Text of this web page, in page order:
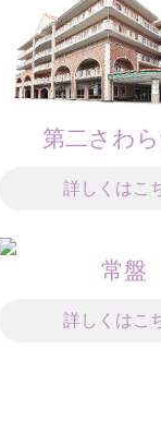
第二さわ
詳しくはこ
常盤
詳しくはこ